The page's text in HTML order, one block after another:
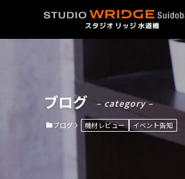
ブログ – category –
ブログ 機材レビュー イベント告知